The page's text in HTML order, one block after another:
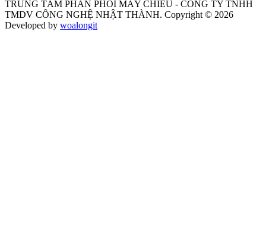
TRUNG TÂM PHÂN PHỐI MÁY CHIẾU - CÔNG TY TNHH
TMDV CÔNG NGHỆ NHẬT THÀNH. Copyright © 2026
Developed by woalongit